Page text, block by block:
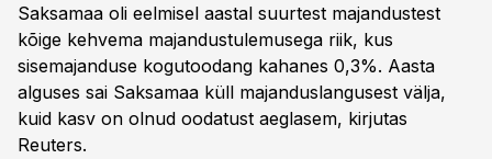
Saksamaa oli eelmisel aastal suurtest majandustest
kõige kehvema majandustulemusega riik, kus
sisemajanduse kogutoodang kahanes 0,3%. Aasta
alguses sai Saksamaa küll majanduslangusest välja,
kuid kasv on olnud oodatust aeglasem, kirjutas
Reuters.